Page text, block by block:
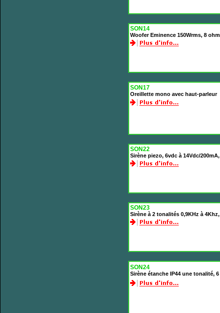
SON14
Woofer Eminence 150Wrms, 8
SON17
Oreillette mono avec haut-parleur
SON22
Sirène piezo, 6vdc à 14Vdc/
SON23
Sirène à 2 tonalités 0,9KHz à
SON24
Sirène étanche IP44 une tonalité,